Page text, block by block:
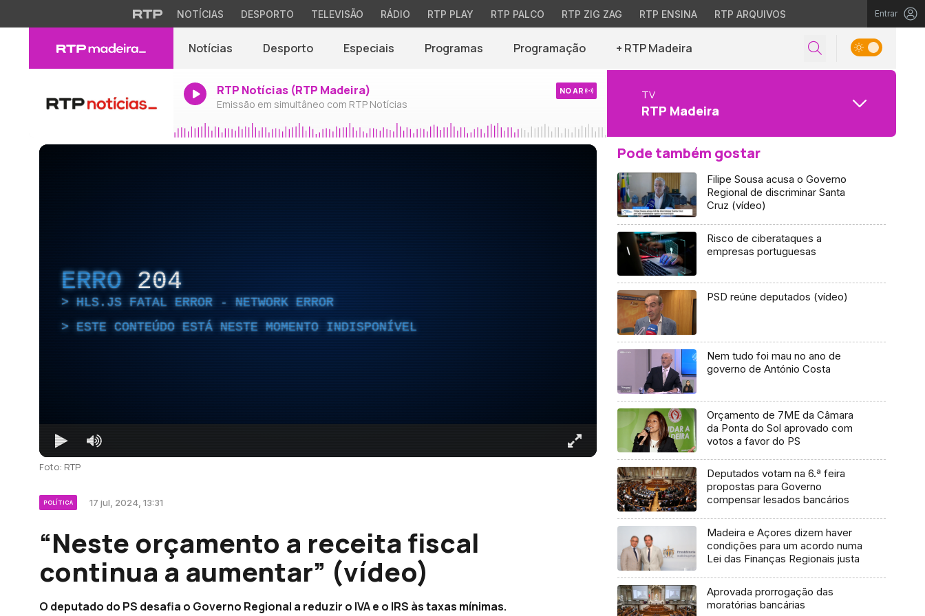
NOTÍCIAS DESPORTO TELEVISÃO RÁDIO RTP PLAY RTP PALCO RTP ZIG ZAG RTP ENSINA RTP ARQUIVOS Entrar
Notícias Desporto Especiais Programas Programação + RTP Madeira
RTP Notícias (RTP Madeira)
Emissão em simultâneo com RTP Notícias
NO AR TV
RTP Madeira
ERRO 204
HLS.JS FATAL ERROR - NETWORK ERROR
ESTE CONTEÚDO ESTÁ NESTE MOMENTO INDISPONÍVEL
Foto: RTP
POLÍTICA 17 jul, 2024, 13:31
“Neste orçamento a receita fiscal
continua a aumentar” (vídeo)
O deputado do PS desafia o Governo Regional a reduzir o IVA e o IRS às taxas mínimas.
Pode também gostar
Filipe Sousa acusa o Governo
Regional de discriminar Santa
Cruz (vídeo)
Risco de ciberataques a
empresas portuguesas
PSD reúne deputados (vídeo)
Nem tudo foi mau no ano de
governo de António Costa
Orçamento de 7ME da Câmara
da Ponta do Sol aprovado com
votos a favor do PS
Deputados votam na 6.ª feira
propostas para Governo
compensar lesados bancários
Madeira e Açores dizem haver
condições para um acordo numa
Lei das Finanças Regionais justa
Aprovada prorrogação das
moratórias bancárias